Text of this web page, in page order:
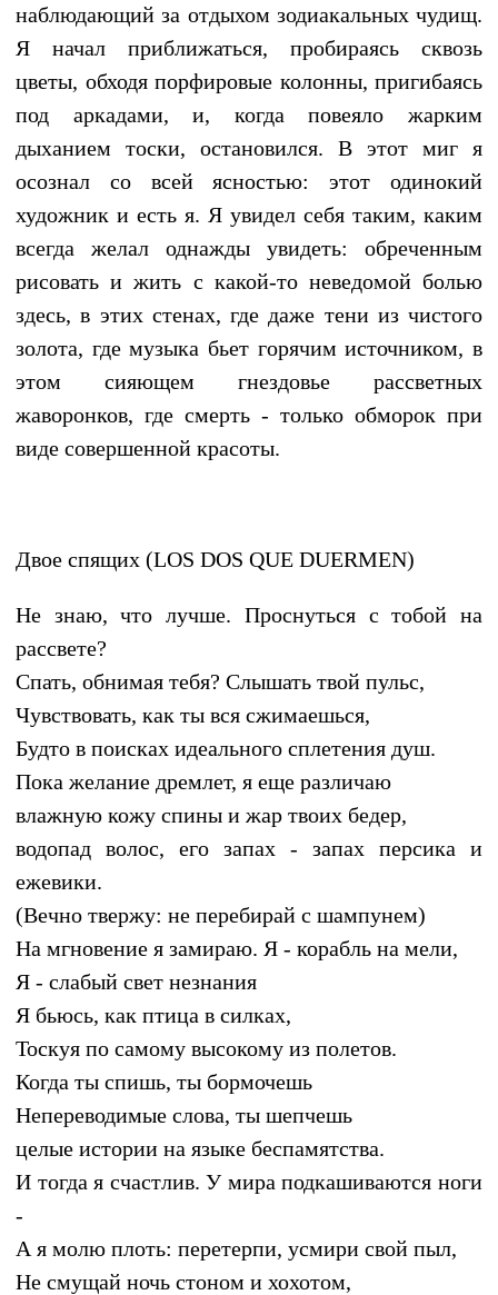
наблюдающий за отдыхом зодиакальных чудищ.
Я начал приближаться, пробираясь сквозь
цветы, обходя порфировые колонны, пригибаясь
под аркадами, и, когда повеяло жарким
дыханием тоски, остановился. В этот миг я
осознал со всей ясностью: этот одинокий
художник и есть я. Я увидел себя таким, каким
всегда желал однажды увидеть: обреченным
рисовать и жить с какой-то неведомой болью
здесь, в этих стенах, где даже тени из чистого
золота, где музыка бьет горячим источником, в
этом сияющем гнездовье рассветных
жаворонков, где смерть - только обморок при
виде совершенной красоты.
Двое спящих (LOS DOS QUE DUERMEN)
Не знаю, что лучше. Проснуться с тобой на
рассвете?
Спать, обнимая тебя? Слышать твой пульс,
Чувствовать, как ты вся сжимаешься,
Будто в поисках идеального сплетения душ.
Пока желание дремлет, я еще различаю
влажную кожу спины и жар твоих бедер,
водопад волос, его запах - запах персика и
ежевики.
(Вечно твержу: не перебирай с шампунем)
На мгновение я замираю. Я - корабль на мели,
Я - слабый свет незнания
Я бьюсь, как птица в силках,
Тоскуя по самому высокому из полетов.
Когда ты спишь, ты бормочешь
Непереводимые слова, ты шепчешь
целые истории на языке беспамятства.
И тогда я счастлив. У мира подкашиваются ноги
-
А я молю плоть: перетерпи, усмири свой пыл,
Не смущай ночь стоном и хохотом,